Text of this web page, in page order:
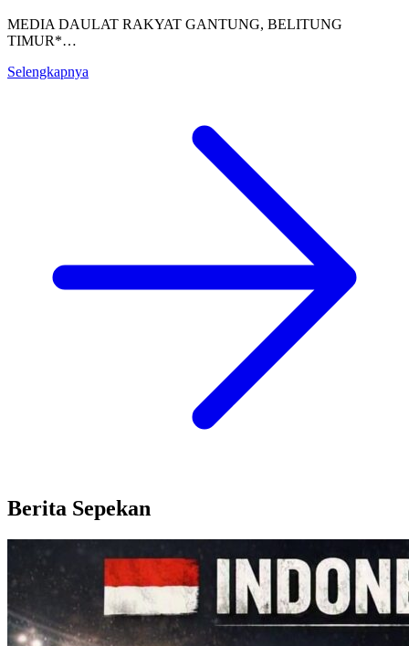
MEDIA DAULAT RAKYAT GANTUNG, BELITUNG
TIMUR*…
Selengkapnya
Berita Sepekan